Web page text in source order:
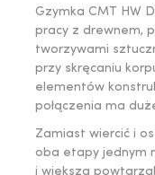
Gzymka CMT HW
pracy z drewnem,
tworzywami
przy skręcaniu
elementów
połączenia ma
Zamiast wiercić i
oba etapy jednym
i większa